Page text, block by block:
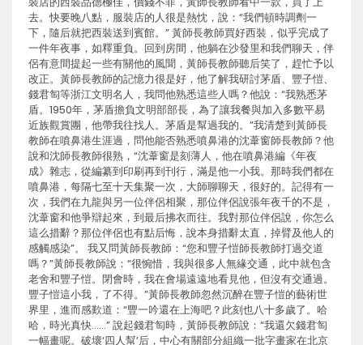
去。快要晚八點，服裝店的人很是熱忱，說：“我們頓時調劑一
下，隨后就把西裝送到賓館。” 黃師長教師買好西裝，似乎完成了
一件年夜事，如釋重負。回到房間，他躺在沙發里和我們聊天，伴
侶有意間提起一些有關他的風聞，黃師長教師聽后笑了，趕忙予以
改正。黃師長教師的記憶力很是好，他了解我研討茅盾、豐子愷、
錢君匋等浙江文明名人，我問他熟悉這些人嗎？他說：“我熟悉茅
盾。1950年，茅盾擔負文明部部長，為了讓我餐與加入多數平易
近族觀賞團，他帶我往找人。茅盾是幫過我的。”我清楚到黃師長
教師在噴鼻港生涯過，問他能否熟悉噴鼻港的沈葦窗師長教師？他
說和沈師長教師很熟，“沈葦窗是刻薄人，他在噴鼻港編《年夜
成》雜志，從編纂到印刷再到刊行，滿是他一小我。那時我們都在
噴鼻港，每隔七至十天集聚一次，大師聊聊天，很好的。記得有一
次，我們在九龍與另一位伴侶相聚，那位伴侶說張年夜千的不是，
沈葦窗和他爭辯起來，到最后拂衣而往。我對那位伴侶說，你怎么
這么措辭？那位伴侶也有點后悔，說本身措辭太直，掉臂及他人的
感觸感染”。 我又問黃師長教師：“您和豐子愷師長教師打過交道
嗎？”黃師長教師說：“很惋惜，我與很多人無緣交通，此中就包含
老舍和豐子愷。閉會時，我在會場遠遠地看見他，但沒有交通過。
豐子愷這小我，了不得。”黃師長教師忽然沉醉在豐子愷的藝術世
界里，進而感歎道：“豐一吟還在上海吧？此刻也八十多歲了。哈
哈，時光真快……” 說起錢君匋時，黃師長教師說：“我還欠錢君匋
一幅畫呢。破壞‘四人幫’后，中心有關部分組織一批字畫家在北京